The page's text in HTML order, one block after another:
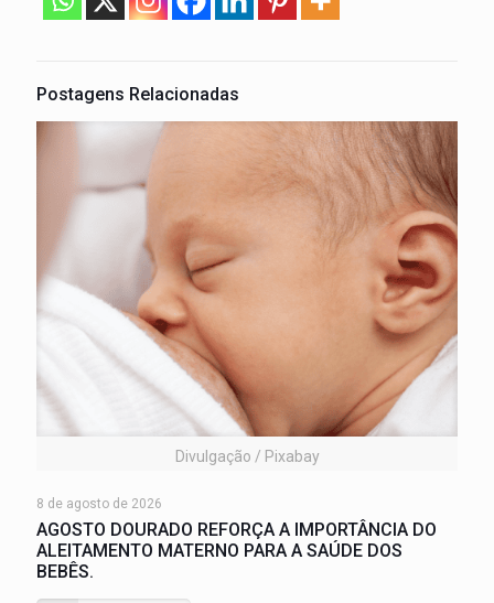
Postagens Relacionadas
Divulgação / Pixabay
8 de agosto de 2026
AGOSTO DOURADO REFORÇA A IMPORTÂNCIA DO
ALEITAMENTO MATERNO PARA A SAÚDE DOS
BEBÊS.